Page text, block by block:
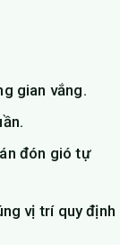
gian vắng.
đón gió tự
vị trí quy định